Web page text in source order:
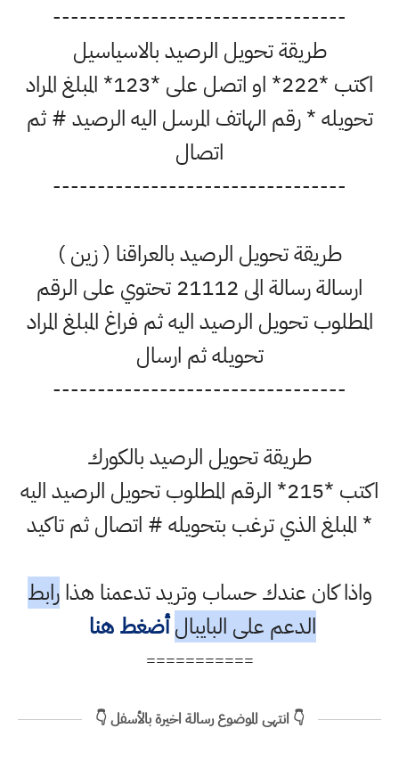
---------------------------------
طريقة تحويل الرصيد بالاسياسيل
اكتب *222* او اتصل على *123* المبلغ المراد
تحويله * رقم الهاتف المرسل اليه الرصيد # ثم
اتصال
---------------------------------
طريقة تحويل الرصيد بالعراقنا ( زين )
ارسالة رسالة الى 21112 تحتوي على الرقم
المطلوب تحويل الرصيد اليه ثم فراغ المبلغ المراد
تحويله ثم ارسال
---------------------------------
طريقة تحويل الرصيد بالكورك
اكتب *215* الرقم المطلوب تحويل الرصيد اليه
* المبلغ الذي ترغب بتحويله # اتصال ثم تاكيد
واذا كان عندك حساب وتريد تدعمنا هذارابط
الدعم على البايبال أضغط هنا
===========
👇 انتهى الموضوع رسالة اخيرة بالأسفل 👇